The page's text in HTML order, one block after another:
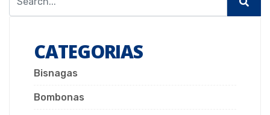
CATEGORIAS
Bisnagas
Bombonas